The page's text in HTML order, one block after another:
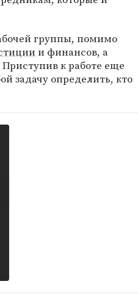
группы, помимо
и финансов, а
к работе еще
задачу определить, кто